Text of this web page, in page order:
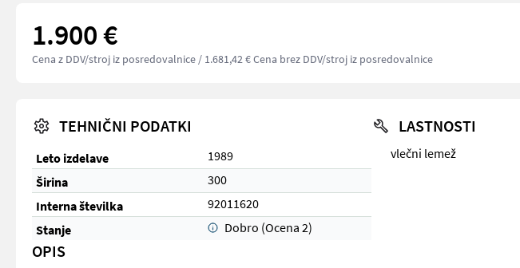
1.900 €
Cena z DDV/stroj iz posredovalnice / 1.681,42 € Cena brez DDV/stroj iz posredovalnice
TEHNIČNI PODATKI
Leto izdelave
1989
Širina
300
Interna številka
92011620
Stanje
Dobro (Ocena 2)
LASTNOSTI
vlečni lemež
OPIS